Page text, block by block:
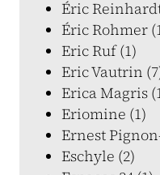
Éric
Éric Rohmer
Eric Ruf (1)
Eric Vautrin
Erica Magris
Eriomine (1)
Ernest
Eschyle (2)